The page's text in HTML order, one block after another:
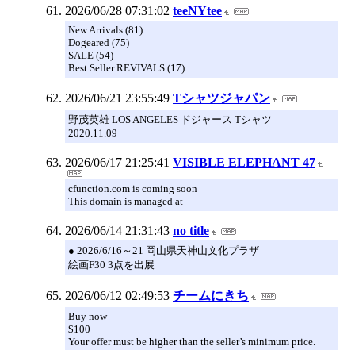
2026/06/28 07:31:02 teeNYtee
New Arrivals (81)
Dogeared (75)
SALE (54)
Best Seller REVIVALS (17)
2026/06/21 23:55:49 Tシャツジャパン
野茂英雄 LOS ANGELES ドジャース Tシャツ
2020.11.09
2026/06/17 21:25:41 VISIBLE ELEPHANT 47
cfunction.com is coming soon
This domain is managed at
2026/06/14 21:31:43 no title
● 2026/6/16～21 岡山県天神山文化プラザ
絵画F30 3点を出展
2026/06/12 02:49:53 チームにきち
Buy now
$100
Your offer must be higher than the seller’s minimum price.